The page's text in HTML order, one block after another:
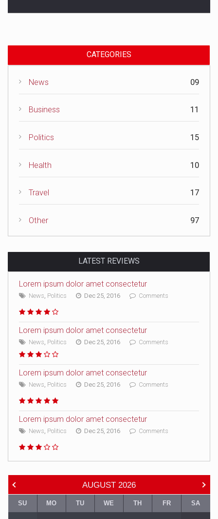
CATEGORIES
News 09
Business 11
Politics 15
Health 10
Travel 17
Other 97
LATEST REVIEWS
Lorem ipsum dolor amet consectetur
News Politics Dec 25, 2016 Comments
Lorem ipsum dolor amet consectetur
News Politics Dec 25, 2016 Comments
Lorem ipsum dolor amet consectetur
News Politics Dec 25, 2016 Comments
Lorem ipsum dolor amet consectetur
News Politics Dec 25, 2016 Comments
AUGUST 2026
SU MO TU WE TH FR SA